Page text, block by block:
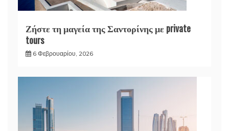
Ζήστε τη μαγεία της Σαντορίνης με private
tours
6 Φεβρουαρίου, 2026